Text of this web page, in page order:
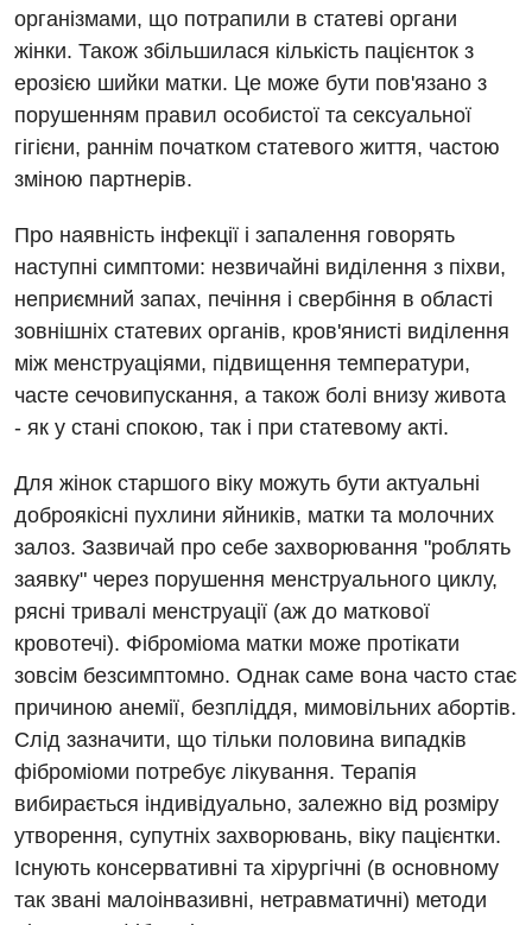
Заходи БПР
Інтернатура
Відгуки
Відео
Діагностика
Діагностичне відділення
Інструментальна діагностика
Рентгенографія
УЗД
Для дорослих
Алергологія, імунологія
Андрологія
Безоплатні послуги
Вакцинація
Гастроентерологія
Гематологія
Дерматовенерологія
Дієтологія
Ендокринологія
Декларування
Національний скринінг здоров’я 40+
Українська
Російська
організмами, що потрапили в статеві органи
жінки. Також збільшилася кількість пацієнток з
ерозією шийки матки. Це може бути пов'язано з
порушенням правил особистої та сексуальної
гігієни, раннім початком статевого життя, частою
зміною партнерів.
Про наявність інфекції і запалення говорять
наступні симптоми: незвичайні виділення з піхви,
неприємний запах, печіння і свербіння в області
зовнішніх статевих органів, кров'янисті виділення
між менструаціями, підвищення температури,
часте сечовипускання, а також болі внизу живота
- як у стані спокою, так і при статевому акті.
Для жінок старшого віку можуть бути актуальні
доброякісні пухлини яйників, матки та молочних
залоз. Зазвичай про себе захворювання "роблять
заявку" через порушення менструального циклу,
рясні тривалі менструації (аж до маткової
кровотечі). Фіброміома матки може протікати
зовсім безсимптомно. Однак саме вона часто стає
причиною анемії, безпліддя, мимовільних абортів.
Слід зазначити, що тільки половина випадків
фіброміоми потребує лікування. Терапія
вибирається індивідуально, залежно від розміру
утворення, супутніх захворювань, віку пацієнтки.
Існують консервативні та хірургічні (в основному
так звані малоінвазивні, нетравматичні) методи